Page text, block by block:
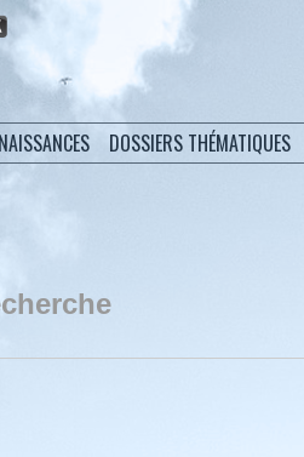
DOSSIERS THÉMATIQUES